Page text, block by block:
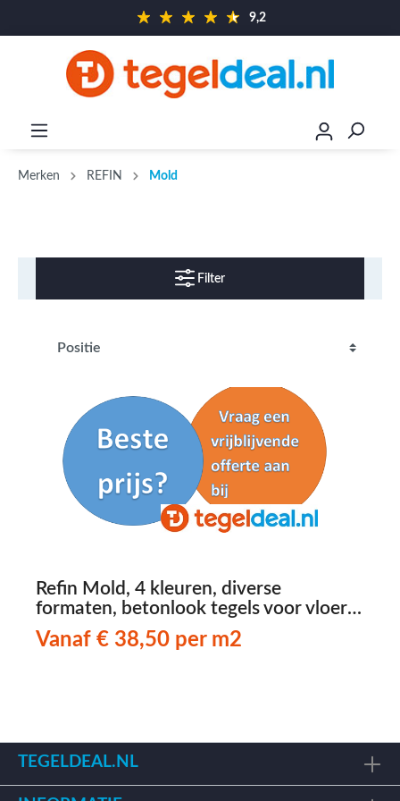
9,2
Merken REFIN Mold
Filter
Refin Mold, 4 kleuren, diverse
formaten, betonlook tegels voor vloer
en wand vanaf € 38,50 per m2
Vanaf € 38,50 per m2
TEGELDEAL.NL